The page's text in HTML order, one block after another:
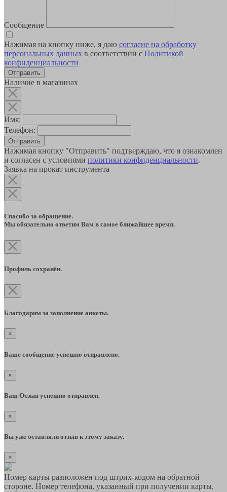
Сообщение
Нажимая на кнопку ниже, я даю согласие на обработку
персональных данных в соответствии с Политикой
конфиденциальности
Наличие в магазинах
Имя:
Телефон:
Отправить
Нажимая кнопку "Отправить" подтверждаю, что я ознакомлен
и согласен с условиями политики конфиденциальности.
Заявка на прокат инструмента
Спасибо за обращение.
Мы обязательно ответим Вам в самое ближайшее время.
Профиль сохранён.
Благодарим за заполнение анкеты.
×
Ваше сообщение успешно отправлено.
×
Ваш Отзыв успешно отправлен.
×
Вы уже оставляли отзыв к этому заказу.
×
Номер карты разположен под штрих-кодом на обратной
стороне. Номер телефона, указанный при получении карты,